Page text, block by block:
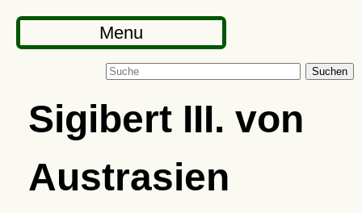
Menu
Suchen
Sigibert III. von
Austrasien